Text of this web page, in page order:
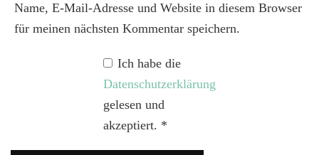
Name, E-Mail-Adresse und Website in diesem Browser
für meinen nächsten Kommentar speichern.
Ich habe die
Datenschutzerklärung
gelesen und
akzeptiert. *